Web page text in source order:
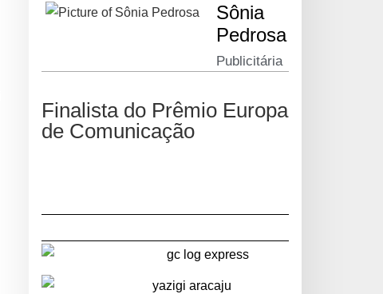
Sônia
Pedrosa
Publicitária
Finalista do Prêmio Europa
de Comunicação